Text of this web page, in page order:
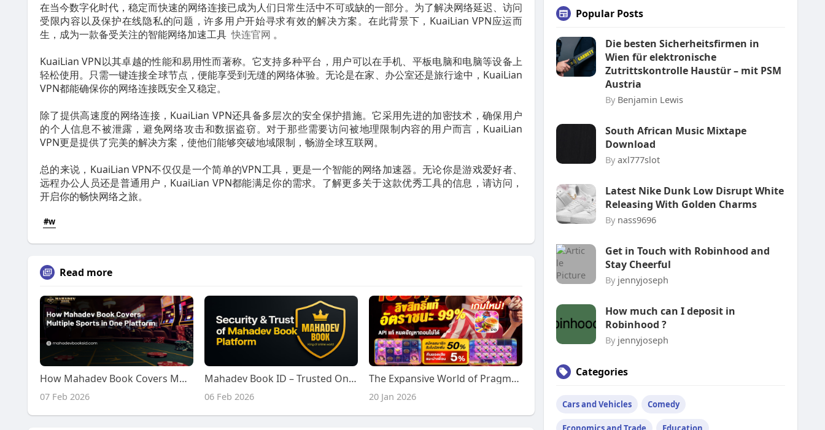
在当今数字化时代，稳定而快速的网络连接已成为人们日常生活中不可或缺的一部分。为了解决网络延迟、访问
受限内容以及保护在线隐私的问题，许多用户开始寻求有效的解决方案。在此背景下，KuaiLian VPN应运而
生，成为一款备受关注的智能网络加速工具快连官网 。
KuaiLian VPN以其卓越的性能和易用性而著称。它支持多种平台，用户可以在手机、平板电脑和电脑等设备上
轻松使用。只需一键连接全球节点，便能享受到无缝的网络体验。无论是在家、办公室还是旅行途中，KuaiLian
VPN都能确保你的网络连接既安全又稳定。
除了提供高速度的网络连接，KuaiLian VPN还具备多层次的安全保护措施。它采用先进的加密技术，确保用户
的个人信息不被泄露，避免网络攻击和数据盗窃。对于那些需要访问被地理限制内容的用户而言，KuaiLian
VPN更是提供了完美的解决方案，使他们能够突破地域限制，畅游全球互联网。
总的来说，KuaiLian VPN不仅仅是一个简单的VPN工具，更是一个智能的网络加速器。无论你是游戏爱好者、
远程办公人员还是普通用户，KuaiLian VPN都能满足你的需求。了解更多关于这款优秀工具的信息，请访问，
开启你的畅快网络之旅。
#w
Read more
How Mahadev Book Covers Multiple Sports in One Platform
07 Feb 2026
Mahadev Book ID – Trusted Online Sports Betting ID Provider in India
06 Feb 2026
The Expansive World of Pragmatic 77 Online Slots and the Evolution of Modern Digital Entertainment
20 Jan 2026
Popular Posts
Die besten Sicherheitsfirmen in
Wien für elektronische
Zutrittskontrolle Haustür – mit PSM
Austria
By Benjamin Lewis
South African Music Mixtape
Download
By axl777slot
Latest Nike Dunk Low Disrupt White
Releasing With Golden Charms
By nass9696
Get in Touch with Robinhood and
Stay Cheerful
By jennyjoseph
How much can I deposit in
Robinhood ?
By jennyjoseph
Categories
Cars and Vehicles Comedy